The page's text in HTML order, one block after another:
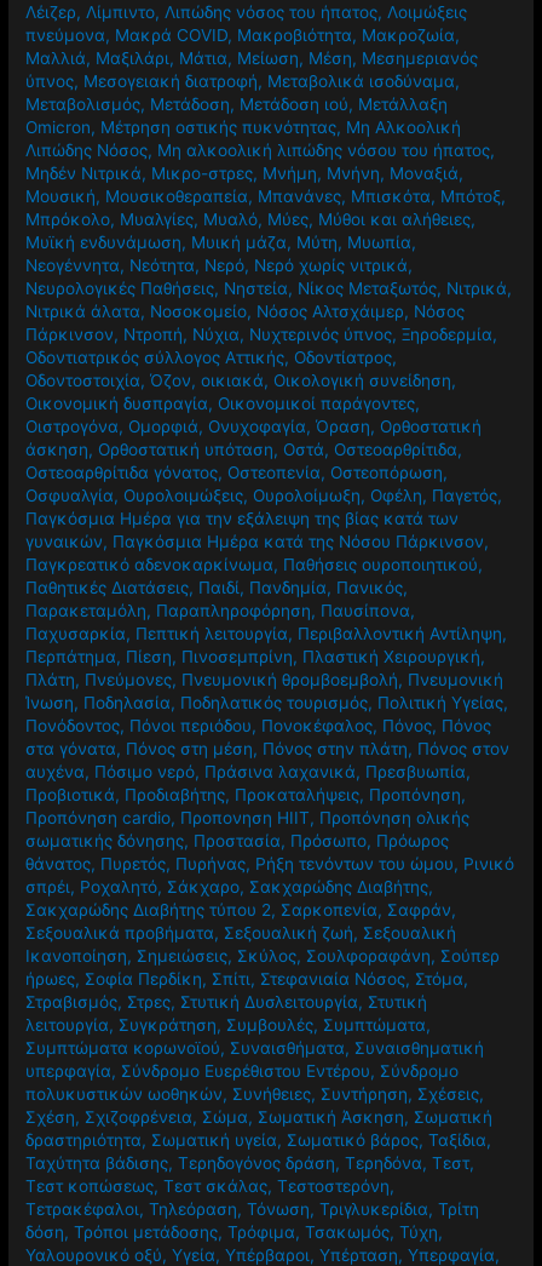
Λέιζερ, Λίμπιντο, Λιπώδης νόσος του ήπατος, Λοιμώξεις
πνεύμονα, Μακρά COVID, Μακροβιότητα, Μακροζωία,
Μαλλιά, Μαξιλάρι, Μάτια, Μείωση, Μέση, Μεσημεριανός
ύπνος, Μεσογειακή διατροφή, Μεταβολικά ισοδύναμα,
Μεταβολισμός, Μετάδοση, Μετάδοση ιού, Μετάλλαξη
Omicron, Μέτρηση οστικής πυκνότητας, Μη Αλκοολική
Λιπώδης Νόσος, Μη αλκοολική λιπώδης νόσου του ήπατος,
Μηδέν Νιτρικά, Μικρο-στρες, Μνήμη, Μνήνη, Μοναξιά,
Μουσική, Μουσικοθεραπεία, Μπανάνες, Μπισκότα, Μπότοξ,
Μπρόκολο, Μυαλγίες, Μυαλό, Μύες, Μύθοι και αλήθειες,
Μυϊκή ενδυνάμωση, Μυική μάζα, Μύτη, Μυωπία,
Νεογέννητα, Νεότητα, Νερό, Νερό χωρίς νιτρικά,
Νευρολογικές Παθήσεις, Νηστεία, Νίκος Μεταξωτός, Νιτρικά,
Νιτρικά άλατα, Νοσοκομείο, Νόσος Αλτσχάιμερ, Νόσος
Πάρκινσον, Ντροπή, Νύχια, Νυχτερινός ύπνος,Ξηροδερμία,
Οδοντιατρικός σύλλογος Αττικής, Οδοντίατρος,
Οδοντοστοιχία,Όζον,οικιακά, Οικολογική συνείδηση,
Οικονομική δυσπραγία, Οικονομικοί παράγοντες,
Οιστρογόνα, Ομορφιά, Ονυχοφαγία,Όραση, Ορθοστατική
άσκηση, Ορθοστατική υπόταση, Οστά, Οστεοαρθρίτιδα,
Οστεοαρθρίτιδα γόνατος, Οστεοπενία, Οστεοπόρωση,
Οσφυαλγία, Ουρολοιμώξεις, Ουρολοίμωξη, Οφέλη, Παγετός,
Παγκόσμια Ημέρα για την εξάλειψη της βίας κατά των
γυναικών, Παγκόσμια Ημέρα κατά της Νόσου Πάρκινσον,
Παγκρεατικό αδενοκαρκίνωμα, Παθήσεις ουροποιητικού,
Παθητικές Διατάσεις, Παιδί, Πανδημία, Πανικός,
Παρακεταμόλη, Παραπληροφόρηση, Παυσίπονα,
Παχυσαρκία, Πεπτική λειτουργία, Περιβαλλοντική Αντίληψη,
Περπάτημα, Πίεση, Πινοσεμπρίνη, Πλαστική Χειρουργική,
Πλάτη, Πνεύμονες, Πνευμονική θρομβοεμβολή, Πνευμονική
Ίνωση, Ποδηλασία, Ποδηλατικός τουρισμός, Πολιτική Υγείας,
Πονόδοντος, Πόνοι περιόδου, Πονοκέφαλος, Πόνος, Πόνος
στα γόνατα, Πόνος στη μέση, Πόνος στην πλάτη, Πόνος στον
αυχένα, Πόσιμο νερό, Πράσινα λαχανικά, Πρεσβυωπία,
Προβιοτικά, Προδιαβήτης, Προκαταλήψεις, Προπόνηση,
Προπόνηση cardio, Προπονηση HIIT, Προπόνηση ολικής
σωματικής δόνησης, Προστασία, Πρόσωπο, Πρόωρος
θάνατος, Πυρετός, Πυρήνας, Ρήξη τενόντων του ώμου, Ρινικό
σπρέι, Ροχαλητό, Σάκχαρο, Σακχαρώδης Διαβήτης,
Σακχαρώδης Διαβήτης τύπου 2, Σαρκοπενία, Σαφράν,
Σεξουαλικά προβήματα, Σεξουαλική ζωή, Σεξουαλική
Ικανοποίηση, Σημειώσεις, Σκύλος, Σουλφοραφάνη, Σούπερ
ήρωες, Σοφία Περδίκη, Σπίτι, Στεφανιαία Νόσος, Στόμα,
Στραβισμός, Στρες, Στυτική Δυσλειτουργία, Στυτική
λειτουργία, Συγκράτηση, Συμβουλές, Συμπτώματα,
Συμπτώματα κορωνοϊού, Συναισθήματα, Συναισθηματική
υπερφαγία, Σύνδρομο Ευερέθιστου Εντέρου, Σύνδρομο
πολυκυστικών ωοθηκών, Συνήθειες, Συντήρηση, Σχέσεις,
Σχέση, Σχιζοφρένεια, Σώμα, Σωματική Άσκηση, Σωματική
δραστηριότητα, Σωματική υγεία, Σωματικό βάρος,Ταξίδια,
Ταχύτητα βάδισης,Τερηδογόνος δράση,Τερηδόνα,Τεστ,
Τεστ κοπώσεως,Τεστ σκάλας,Τεστοστερόνη,
Τετρακέφαλοι,Τηλεόραση,Τόνωση,Τριγλυκερίδια,Τρίτη
δόση,Τρόποι μετάδοσης,Τρόφιμα,Τσακωμός,Τύχη,
Υαλουρονικό οξύ,Υγεία,Υπέρβαροι,Υπέρταση,Υπερφαγία,